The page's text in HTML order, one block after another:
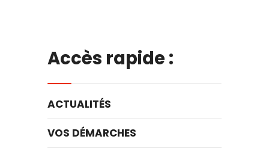
Accès rapide :
ACTUALITÉS
VOS DÉMARCHES